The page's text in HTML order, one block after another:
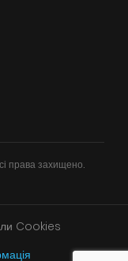
захищено.
Cookies